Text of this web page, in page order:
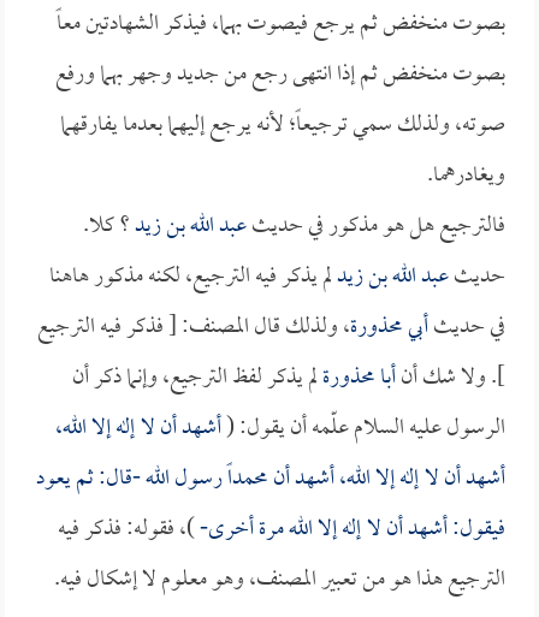
بصوت منخفض ثم يرجع فيصوت بهما، فيذكر الشهادتين معاً
بصوت منخفض ثم إذا انتهى رجع من جديد وجهر بهما ورفع
صوته، ولذلك سمي ترجيعاً؛ لأنه يرجع إليهما بعدما يفارقهما
ويغادرهما.
فالترجيع هل هو مذكور في حديثعبد الله بن زيد؟ كلا.
حديثعبد الله بن زيدلم يذكر فيه الترجيع، لكنه مذكور هاهنا
في حديثأبي محذورة، ولذلك قال المصنف: [ فذكر فيه الترجيع
]. ولا شك أنأبا محذورةلم يذكر لفظ الترجيع، وإنما ذكر أن
الرسول عليه السلام علّمه أن يقول: (أشهد أن لا إله إلا الله،
أشهد أن لا إله إلا الله، أشهد أن محمداً رسول الله -قال: ثم يعود
فيقول: أشهد أن لا إله إلا الله مرة أخرى-)، فقوله: فذكر فيه
الترجيع هذا هو من تعبير المصنف، وهو معلوم لا إشكال فيه.